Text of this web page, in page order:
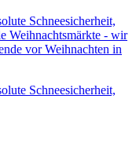
Schneesicherheit,
Weihnachtsmärkte - wir
vor Weihnachten in
Schneesicherheit,